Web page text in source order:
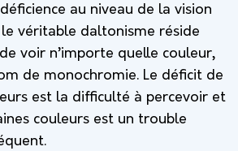
au niveau de la vision
véritable daltonisme réside
voir n’importe quelle couleur,
de monochromie. Le déficit de
est la difficulté à percevoir et
couleurs est un trouble